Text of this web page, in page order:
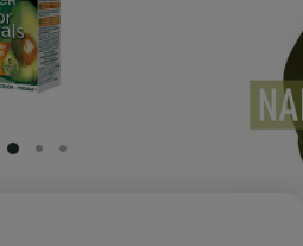
SLIDE 1
SLIDE 2
SLIDE 3